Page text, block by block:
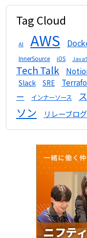
Tag Cloud
AI AWS
InnerSource iOS
Tech Talk
Slack SRE
ー
インナーソース
ソン
リレーブログ